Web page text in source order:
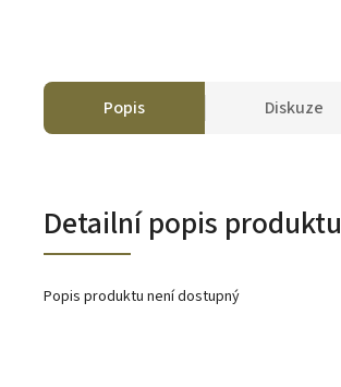
Popis Diskuze
Detailní popis produktu
Popis produktu není dostupný